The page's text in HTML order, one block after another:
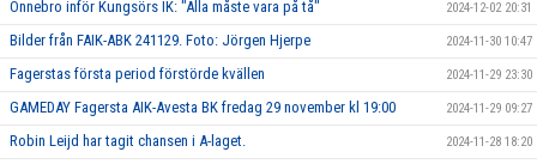
Önnebro inför Kungsörs IK: "Alla måste vara på tå" 2024-12-02 20:31
Bilder från FAIK-ABK 241129. Foto: Jörgen Hjerpe 2024-11-30 10:47
Fagerstas första period förstörde kvällen 2024-11-29 23:30
GAMEDAY Fagersta AIK-Avesta BK fredag 29 november kl 19:00 2024-11-29 09:27
Robin Leijd har tagit chansen i A-laget. 2024-11-28 18:20